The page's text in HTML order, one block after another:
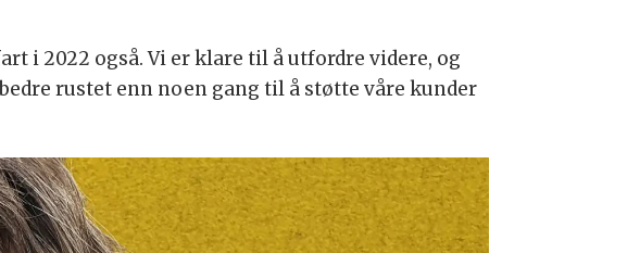
i 2022 også. Vi er klare til å utfordre videre, og
rustet enn noen gang til å støtte våre kunder